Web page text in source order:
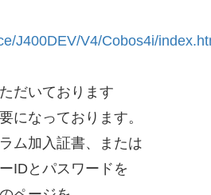
J400DEV/V4/Cobos4i/
だいております
になっております。
ム加入証書、または
IDとパスワードを